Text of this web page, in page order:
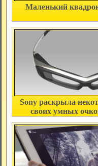
Маленький
Sony раскрыла
своих умных